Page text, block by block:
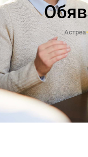
Астреа